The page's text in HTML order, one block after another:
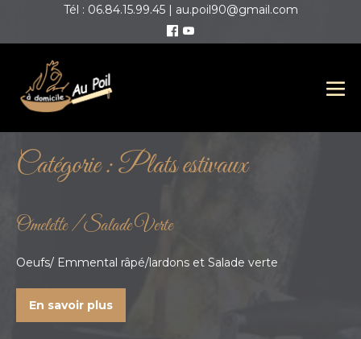
Tél : 06.84.15.99.45 | au.poil90@gmail.com
Catégorie :Plats estivaux
Omelette / Salade Verte
Oeufs/ Emmental râpé/lardons et Salade verte
En savoir plus